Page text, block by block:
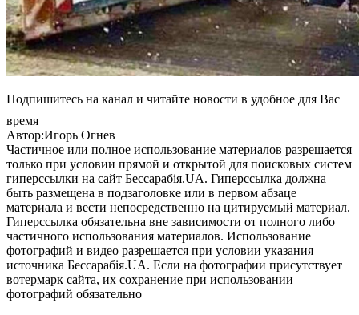
Подпишитесь на канал и читайте новости в удобное для Вас
время
Автор:Игорь Огнев
Частичное или полное использование материалов разрешается
только при условии прямой и открытой для поисковых систем
гиперссылки на сайт Бессарабія.UA. Гиперссылка должна
быть размещена в подзаголовке или в первом абзаце
материала и вести непосредственно на цитируемый материал.
Гиперссылка обязательна вне зависимости от полного либо
частичного использования материалов. Использование
фотографий и видео разрешается при условии указания
источника Бессарабія.UA. Если на фотографии присутствует
вотермарк сайта, их сохранение при использовании
фотографий обязательно